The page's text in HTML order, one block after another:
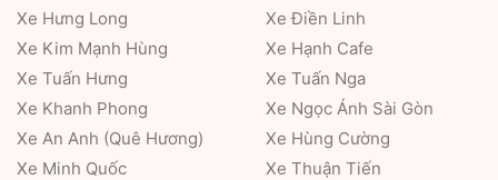
Xe Hưng Long
Xe Kim Mạnh Hùng
Xe Tuấn Hưng
Xe Khanh Phong
Xe An Anh (Quê Hương)
Xe Minh Quốc
Xe Điền Linh
Xe Hạnh Cafe
Xe Tuấn Nga
Xe Ngọc Ánh Sài Gòn
Xe Hùng Cường
Xe Thuận Tiến